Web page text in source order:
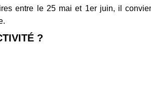
entre le 25 mai et 1er juin, il
?